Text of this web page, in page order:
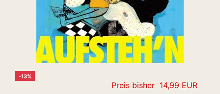
Preis bisher 14,99 EUR
-13%